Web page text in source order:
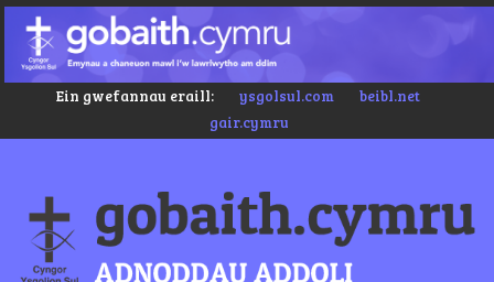
Ein gwefannau eraill: ysgolsul.com
beibl.net
gair.cymru